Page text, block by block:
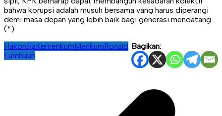
bahwa korupsi adalah musuh bersama yang harus diperangi
demi masa depan yang lebih baik bagi generasi mendatang.
(*)
Bagikan:
HakordiaKemenkumMenkumRonald
Lumbuun